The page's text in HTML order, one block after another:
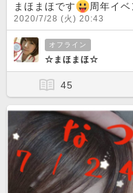
まほまほです
周年イベント
2020/7/28 (火) 20:43
オフライン
☆まほまほ☆
45